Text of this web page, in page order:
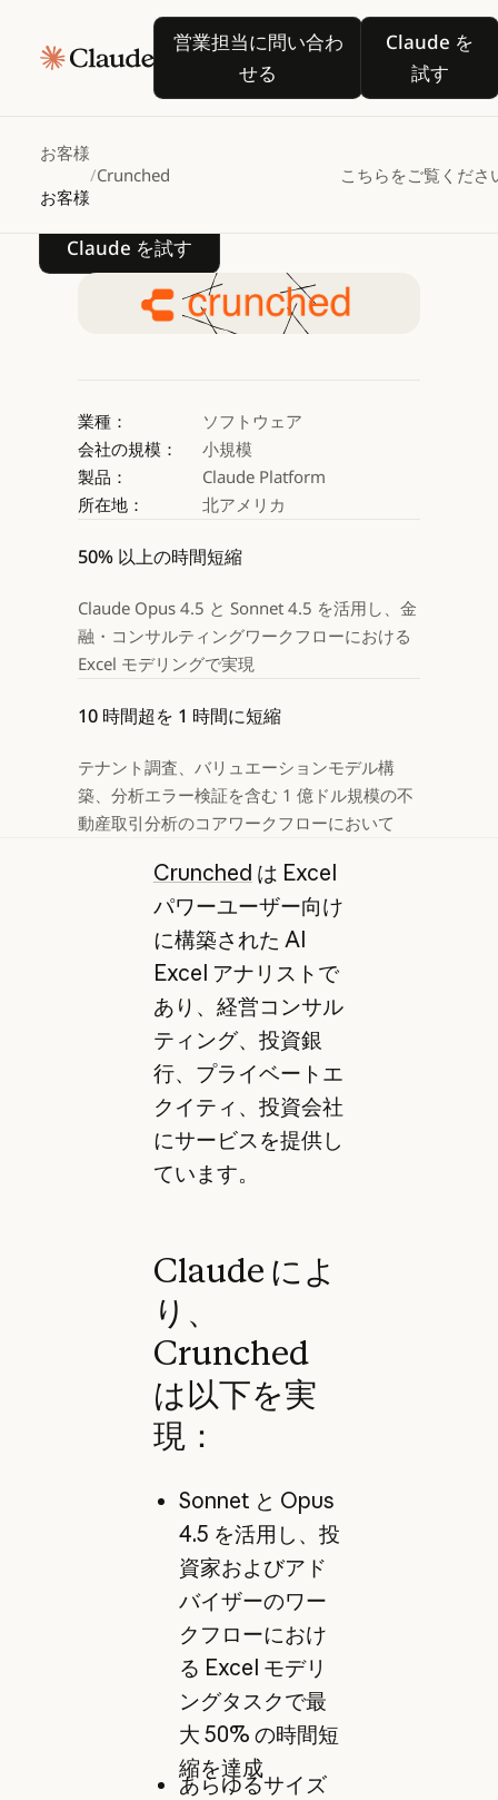
営業担当に問い合わ
せる
営業担当に問い合わせる
Claude を
試す
Claude
お客様
お客様
/Crunched こちらをご覧くださ
Crunched、Claude
を活用して投資家とア
Excel
モデリングを革新
Claude を試す
Claude を試す
業種：
ソフトウェア
会社の規模：
小規模
製品：
Claude Platform
所在地：
北アメリカ
50% 以上の時間短縮
Claude Opus 4.5 と Sonnet 4.5 を活用し、金
融・コンサルティングワークフローにおける
Excel モデリングで実現
10 時間超を 1 時間に短縮
テナント調査、バリュエーションモデル構
築、分析エラー検証を含む 1 億ドル規模の不
動産取引分析のコアワークフローにおいて
Crunched は Excel
パワーユーザー向け
に構築された AI
Excel アナリストで
あり、経営コンサル
ティング、投資銀
行、プライベートエ
クイティ、投資会社
にサービスを提供し
ています。
Claude によ
り、
Crunched
は以下を実
現：
Sonnet と Opus
4.5 を活用し、投
資家およびアド
バイザーのワー
クフローにおけ
る Excel モデリ
ングタスクで最
大 50% の時間短
縮を達成
あらゆるサイズ